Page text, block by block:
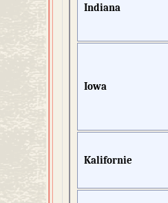
Indiana
Iowa
Kalifornie